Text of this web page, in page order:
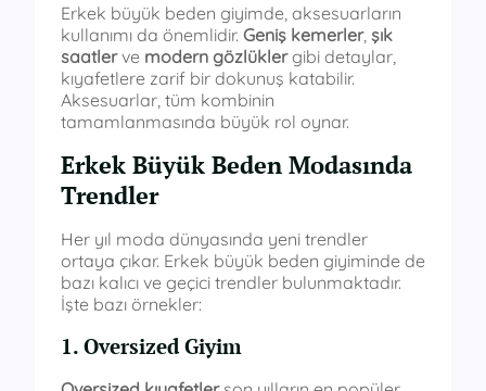
Erkek büyük beden giyimde, aksesuarların
kullanımı da önemlidir. Geniş kemerler, şık
saatlerve modern gözlüklergibi detaylar,
kıyafetlere zarif bir dokunuş katabilir.
Aksesuarlar, tüm kombinin
tamamlanmasında büyük rol oynar.
Erkek Büyük Beden Modasında
Trendler
Her yıl moda dünyasında yeni trendler
ortaya çıkar. Erkek büyük beden giyiminde de
bazı kalıcı ve geçici trendler bulunmaktadır.
İşte bazı örnekler:
1. Oversized Giyim